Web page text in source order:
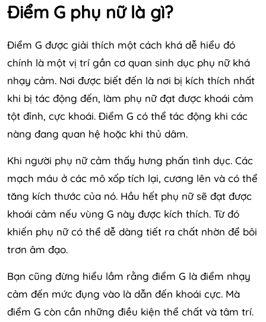
Điểm G phụ nữ là gì?
Điểm G được giải thích một cách khá dễ hiểu đó
chính là một vị trí gần cơ quan sinh dục phụ nữ khá
nhạy cảm. Nơi được biết đến là nơi bị kích thích nhất
khi bị tác động đến, làm phụ nữ đạt được khoái cảm
tột đỉnh, cực khoái. Điểm G có thể tác động khi các
nàng đang quan hệ hoặc khi thủ dâm.
Khi người phụ nữ cảm thấy hưng phấn tình dục. Các
mạch máu ở các mô xốp tích lại, cương lên và có thể
tăng kích thước của nó. Hầu hết phụ nữ sẽ đạt được
khoái cảm nếu vùng G này được kích thích. Từ đó
khiến phụ nữ có thể dễ dàng tiết ra chất nhờn để bôi
trơn âm đạo.
Bạn cũng đừng hiểu lầm rằng điểm G là điểm nhạy
cảm đến mức đụng vào là dẫn đến khoái cực. Mà
điểm G còn cần những điều kiện thể chất và tâm trí.